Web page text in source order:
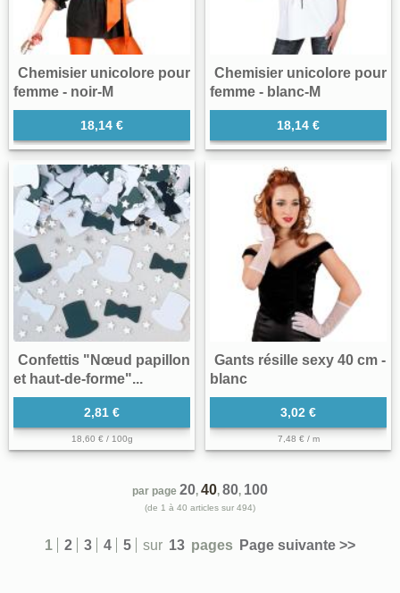
Chemisier unicolore pour
femme - noir-M
18,14 €
Chemisier unicolore pour
femme - blanc-M
18,14 €
Confettis "Nœud papillon
et haut-de-forme"...
2,81 €
18,60 € / 100g
Gants résille sexy 40 cm -
blanc
3,02 €
7,48 € / m
par page 20, 40, 80, 100
(de 1 à 40 articles sur 494)
1 2 3 4 5 sur 13 pages Page suivante >>